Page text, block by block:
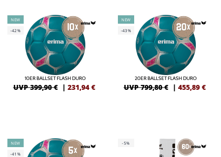
NEW
-42%
10ER BALLSET FLASH DURO
UVP 399,90 € | 231,94 €
NEW
-43%
20ER BALLSET FLASH DURO
UVP 799,80 € | 455,89 €
NEW
-41%
-5%